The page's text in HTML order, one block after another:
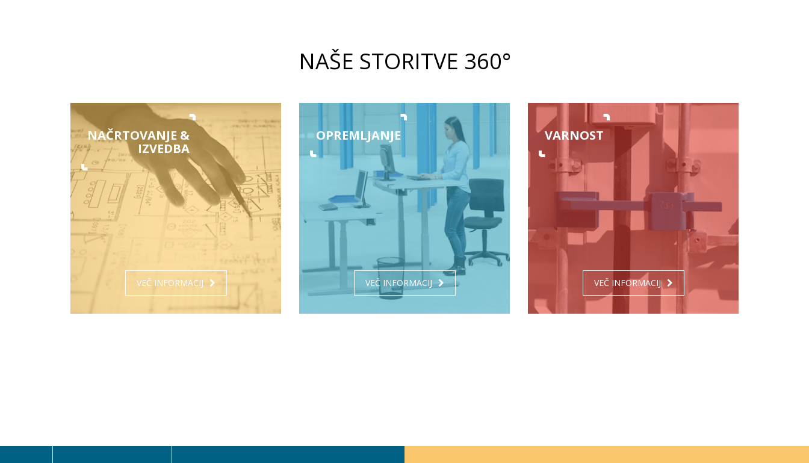
NAŠE STORITVE 360°
NAČRTOVANJE &
IZVEDBA
VEČ INFORMACIJ
OPREMLJANJE
VEČ INFORMACIJ
VARNOST
VEČ INFORMACIJ